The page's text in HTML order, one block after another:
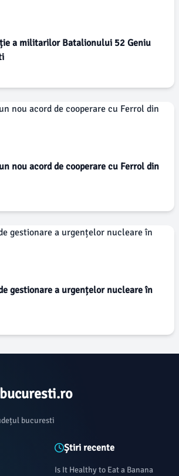
a militarilor Batalionului 52 Geniu
nou acord de cooperare cu Ferrol din
gestionare a urgențelor nucleare în
bucuresti
Știri recente
Is It Healthy to Eat a Banana